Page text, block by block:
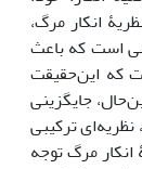
گفت نظریۀ انکار مرگ،
است که باعث
که این‌حقیقت
جایگزینی
ترکیبی
مرگ توجه